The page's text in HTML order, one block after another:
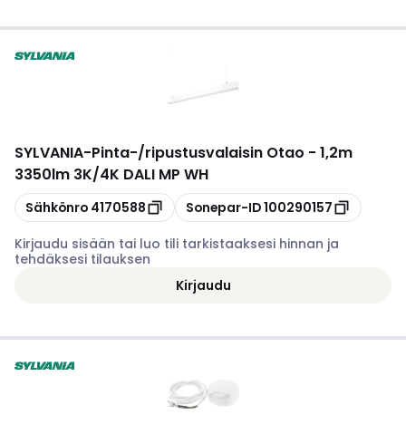
SYLVANIA-Pinta-/ripustusvalaisin Otao - 1,2m
3350lm 3K/4K DALI MP WH
Kopioi
Sähkönro 4170588 Kopioi
Sonepar-ID100290157
Kirjaudu sisään tai luo tili tarkistaaksesi hinnan ja
tehdäksesi tilauksen
Kirjaudu